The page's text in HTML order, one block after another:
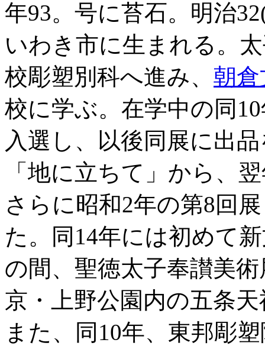
年93。号に苔石。明治
いわき市に生まれる。
校彫塑別科へ進み、 朝
校に学ぶ。在学中の同
入選し、以後同展に出
「地に立ちて」から、
さらに昭和2年の第8回
た。同14年には初めて
の間、聖徳太子奉讃美
京・上野公園内の五条
また、同10年、東邦彫